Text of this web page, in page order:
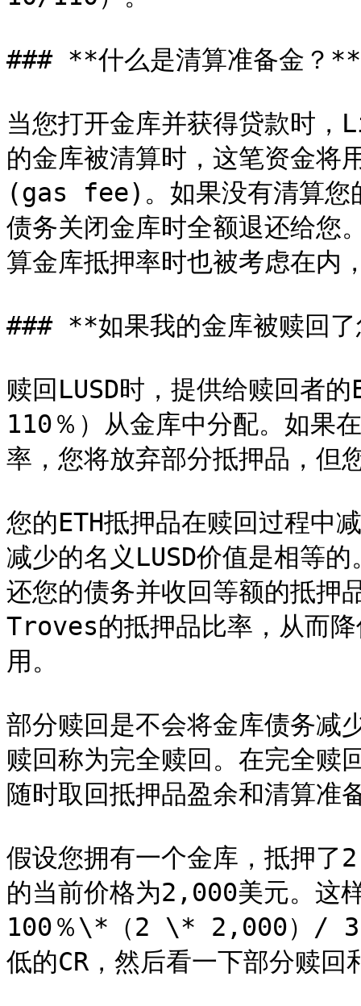
### **什么是清算准备金？**
当您打开金库并获得贷款时
的金库被清算时，这笔资金将
(gas fee)。如果没有清算您
债务关闭金库时全额退还给您
算金库抵押率时也被考虑在内
### **如果我的金库被赎回
赎回LUSD时，提供给赎回者
110％）从金库中分配。如果
率，您将放弃部分抵押品，但
您的ETH抵押品在赎回过程中
减少的名义LUSD价值是相等
还您的债务并收回等额的抵押
Troves的抵押品比率，从而
用。
部分赎回是不会将金库债务减
赎回称为完全赎回。在完全赎
随时取回抵押品盈余和清算准
假设您拥有一个金库，抵押
的当前价格为2,000美元。这
100％\*（2 \* 2,000）/
低的CR，然后看一下部分赎